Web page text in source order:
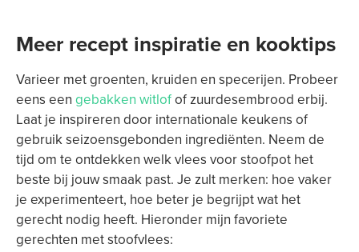
Meer recept inspiratie en kooktips
Varieer met groenten, kruiden en specerijen. Probeer
eens een gebakken witlofof zuurdesembrood erbij.
Laat je inspireren door internationale keukens of
gebruik seizoensgebonden ingrediënten. Neem de
tijd om te ontdekken welk vlees voor stoofpot het
beste bij jouw smaak past. Je zult merken: hoe vaker
je experimenteert, hoe beter je begrijpt wat het
gerecht nodig heeft. Hieronder mijn favoriete
gerechten met stoofvlees: